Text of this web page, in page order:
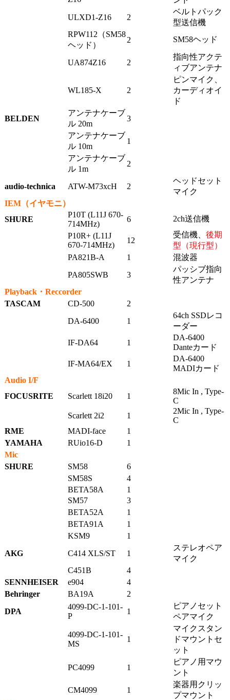
ULXD1-Z16
2
ベルトパック
型送信機
RPW112（SM58
ヘッド）
2 SM58ヘッド
UA874Z16 2
指向性アクテ
ィブアンテナ
WL185-X 2
ピンマイク、
カーディオイ
ド
BELDEN
アンテナケーブ
ル 20m
3
アンテナケーブ
ル 10m
1
アンテナケーブ
ル 1m
2
audio-technica ATW-M73xcH 2
ヘッドセット
マイク
IEM（イヤモニ）
SHURE
P10T (L11J 670-
714MHz)
6
2ch送信機
P10R+ (L11J
670-714MHz)
12
受信機、 後期
型（現行型）
PA821B-A
1
混波器
PA805SWB
3
パッシブ指向
性アンテナ
Playback・Reccorder
TASCAM
CD-500
2
DA-6400
1
64ch SSDレコ
ーダー
IF-DA64
1
DA-6400
Danteカード
IF-MA64/EX
1
DA-6400
MADIカード
Audio I/F
FOCUSRITE
Scarlett 18i20 1
8Mic In , Type-
C
Scarlett 2i2
1
2Mic In , Type-
C
RME
MADI-face
1
YAMAHA
RUio16-D
1
Mic
SHURE
SM58
6
SM58S
4
BETA58A
1
SM57
3
BETA52A
1
BETA91A
1
KSM9
1
AKG
C414 XLS/ST 1
ステレオペア
マイク
C451B
4
SENNHEISER
e904
4
Behringer
BA19A
2
DPA
4099-DC-1-101-
P
1
ピアノセット
ペアマイク
4099-DC-1-101-
MS
1
マイクスタン
ドマウントセ
ット
PC4099
1
ピアノ用マウ
ント
CM4099
1
楽器用クリッ
プマウント